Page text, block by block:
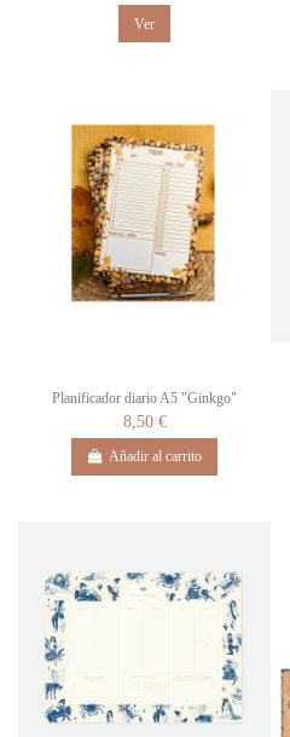
Ver
Planificador diario A5 "Ginkgo"
8,50 €
Añadir al carrito